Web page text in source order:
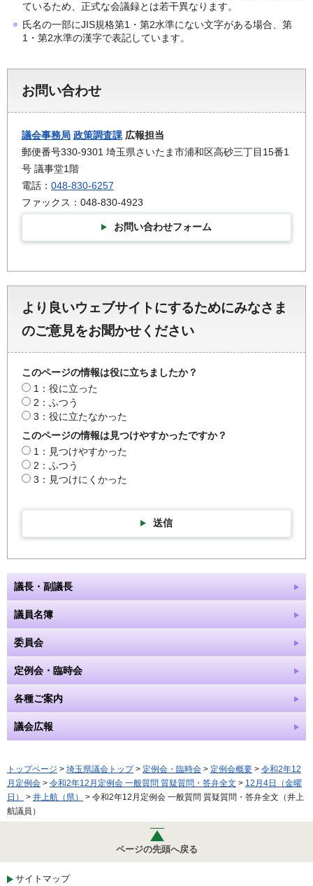
ているため、正式な会議録とは若干異なります。
氏名の一部にJIS規格第1・第2水準にない文字がある場合、第
1・第2水準の漢字で表記しています。
お問い合わせ
議会事務局 政策調査課 広報担当
郵便番号330-9301 埼玉県さいたま市浦和区高砂三丁目15番1
号 議事堂1階
電話： 048-830-6257
ファックス：048-830-4923
お問い合わせフォーム
より良いウェブサイトにするためにみなさま
のご意見をお聞かせください
このページの情報は役に立ちましたか？
1：役に立った
2：ふつう
3：役に立たなかった
このページの情報は見つけやすかったですか？
1：見つけやすかった
2：ふつう
3：見つけにくかった
送信
議長・副議長
議員名簿
委員会
定例会・臨時会
各種ご案内
議会広報
トップページ > 埼玉県議会トップ> 定例会・臨時会 > 定例会概要 > 令和2年12
月定例会 > 令和2年12月定例会 一般質問 質疑質問・答弁全文 > 12月4日（金曜
日）
> 井上航（県）
> 令和2年12月定例会 一般質問 質疑質問・答弁全文（井上
航議員）
ページの先頭へ戻る
サイトマップ